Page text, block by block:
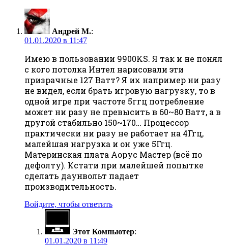
Андрей М.:
01.01.2020 в 11:47
Имею в пользовании 9900KS. Я так и не понял
с кого потолка Интел нарисовали эти
призрачные 127 Ватт? Я их например ни разу
не видел, если брать игровую нагрузку, то в
одной игре при частоте 5ггц потребление
может ни разу не превысить в 60~80 Ватт, а в
другой стабильно 150~170… Процессор
практически ни разу не работает на 4Ггц,
малейшая нагрузка и он уже 5Ггц.
Материнская плата Аорус Мастер (всё по
дефолту). Кстати при малейшей попытке
сделать даунвольт падает
производительность.
Войдите, чтобы ответить
Этот Компьютер:
01.01.2020 в 11:49